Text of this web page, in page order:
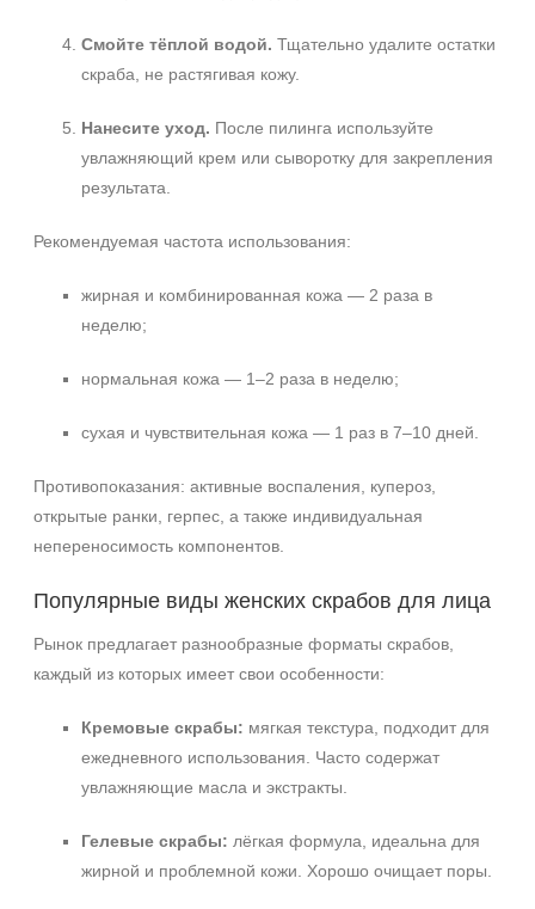
Смойте тёплой водой. Тщательно удалите остатки
скраба, не растягивая кожу.
Нанесите уход. После пилинга используйте
увлажняющий крем или сыворотку для закрепления
результата.
Рекомендуемая частота использования:
жирная и комбинированная кожа — 2 раза в
неделю;
нормальная кожа — 1–2 раза в неделю;
сухая и чувствительная кожа — 1 раз в 7–10 дней.
Противопоказания: активные воспаления, купероз,
открытые ранки, герпес, а также индивидуальная
непереносимость компонентов.
Популярные виды женских скрабов для лица
Рынок предлагает разнообразные форматы скрабов,
каждый из которых имеет свои особенности:
Кремовые скрабы: мягкая текстура, подходит для
ежедневного использования. Часто содержат
увлажняющие масла и экстракты.
Гелевые скрабы: лёгкая формула, идеальна для
жирной и проблемной кожи. Хорошо очищает поры.